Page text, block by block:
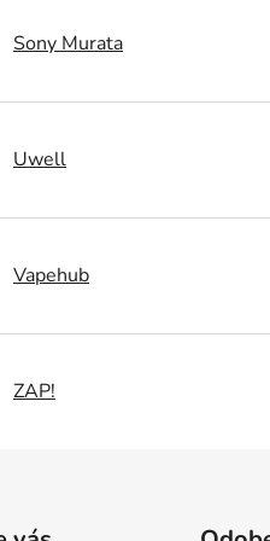
Sony Murata
Uwell
Vapehub
ZAP!